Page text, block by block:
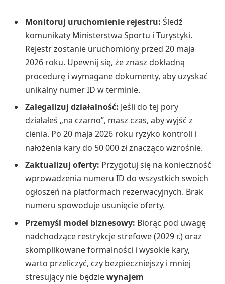
Monitoruj uruchomienie rejestru: Śledź
komunikaty Ministerstwa Sportu i Turystyki.
Rejestr zostanie uruchomiony przed 20 maja
2026 roku. Upewnij się, że znasz dokładną
procedurę i wymagane dokumenty, aby uzyskać
unikalny numer ID w terminie.
Zalegalizuj działalność: Jeśli do tej pory
działałeś „na czarno”, masz czas, aby wyjść z
cienia. Po 20 maja 2026 roku ryzyko kontroli i
nałożenia kary do 50 000 zł znacząco wzrośnie.
Zaktualizuj oferty: Przygotuj się na konieczność
wprowadzenia numeru ID do wszystkich swoich
ogłoszeń na platformach rezerwacyjnych. Brak
numeru spowoduje usunięcie oferty.
Przemyśl model biznesowy: Biorąc pod uwagę
nadchodzące restrykcje strefowe (2029 r.) oraz
skomplikowane formalności i wysokie kary,
warto przeliczyć, czy bezpieczniejszy i mniej
stresujący nie będziewynajem